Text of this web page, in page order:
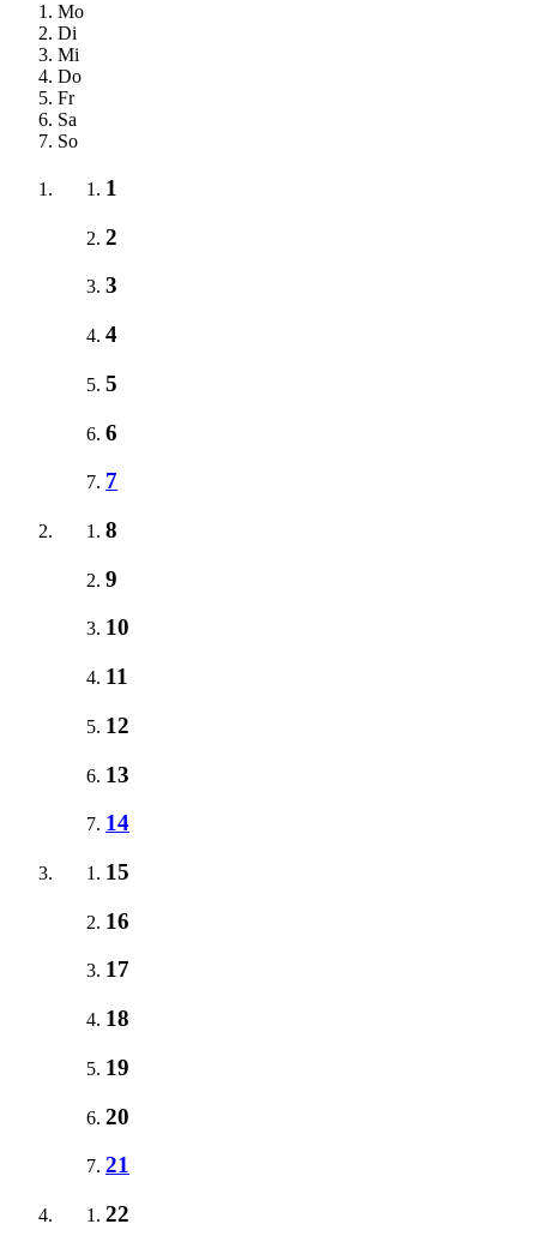
Mo
Di
Mi
Do
Fr
Sa
So
1
2
3
4
5
6
7
8
9
10
11
12
13
14
15
16
17
18
19
20
21
22